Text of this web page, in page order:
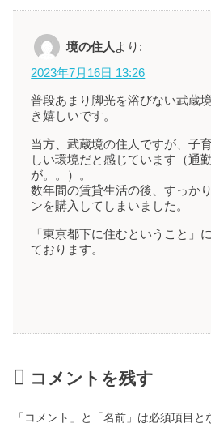
境の住人 より:
2023年7月16日 13:26
普段あまり脚光を浴びない武蔵
き嬉しいです。
当方、武蔵境の住人ですが、子
しい環境だと感じています（通
が。。）。
数年間の賃貸生活の後、すっか
ンを購入してしまいました。
「東京都下に住むということ」
ております。
コメントを残す
「コメント」と「名前」は必須項目と